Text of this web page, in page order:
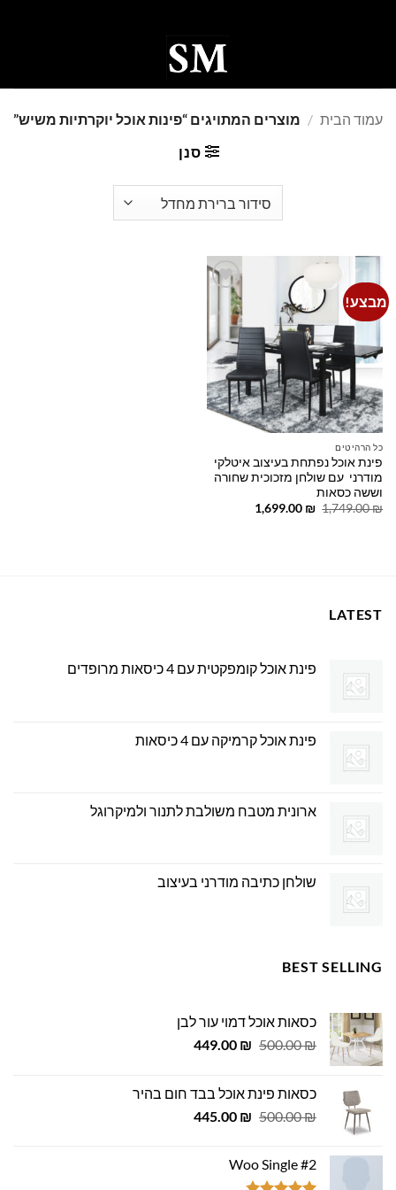
עמוד הבית / מוצרים המתויגים “פינות אוכל יוקרתיות משיש”
סנן
מבצע!
Add to
wishlist
כל הרהיטים
פינת אוכל נפתחת בעיצוב איטלקי
מודרני עם שולחן מזכוכית שחורה
וששה כסאות
1,749.00₪
המחיר
1,699.00 ₪
המחיר
LATEST
פינת אוכל קומפקטית עם 4 כיסאות מרופדים
פינת אוכל קרמיקה עם 4 כיסאות
ארונית מטבח משולבת לתנור ולמיקרוגל
שולחן כתיבה מודרני בעיצוב
BEST SELLING
כסאות אוכל דמוי עור לבן
500.00₪
המחיר
500.00 ₪.
449.00 ₪
המחיר
449.00 ₪.
כסאות פינת אוכל בבד חום בהיר
500.00₪
המחיר
500.00 ₪.
445.00 ₪
המחיר
Woo Single #2